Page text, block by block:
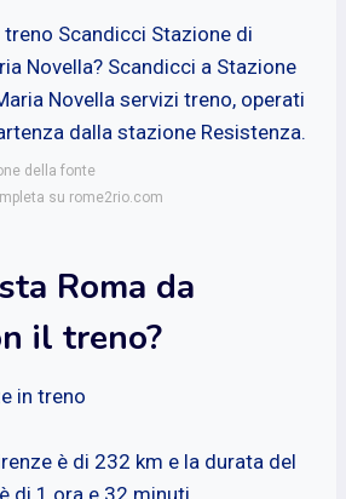
treno Scandicci Stazione di
Novella? Scandicci a Stazione
Novella servizi treno, operati
dalla stazione Resistenza.
della fonte
su rome2rio.com
Roma da
il treno?
in treno
è di 232 km e la durata del
di 1 ora e 32 minuti.